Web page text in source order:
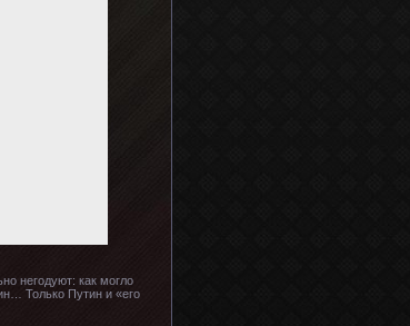
негодуют: как могло
Только Путин и «его